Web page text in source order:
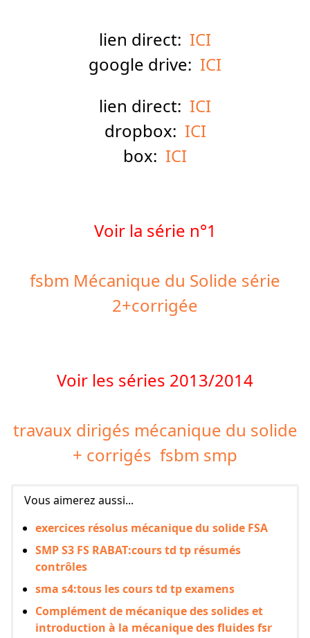
lien direct: ICI
google drive: ICI
lien direct: ICI
dropbox: ICI
box: ICI
Voir la série n°1
fsbm Mécanique du Solide série
2+corrigée
Voir les séries 2013/2014
travaux dirigés mécanique du solide
+ corrigés fsbm smp
Vous aimerez aussi...
exercices résolus mécanique du solide FSA
SMP S3 FS RABAT:cours td tp résumés
contrôles
sma s4:tous les cours td tp examens
Complément de mécanique des solides et
introduction à la mécanique des fluides fsr